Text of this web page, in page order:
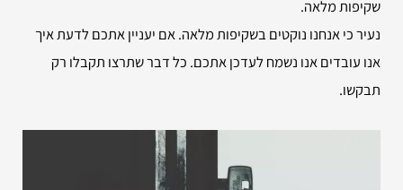
שקיפות מלאה.
נעיר כי אנחנו נוקטים בשקיפות מלאה. אם יעניין אתכם לדעת איך
אנו עובדים אנו נשמח לעדכן אתכם. כל דבר שתרצו תקבלו רק
תבקשו.